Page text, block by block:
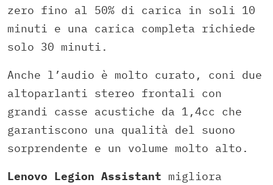
zero fino al 50% di carica in soli 10
minuti e una carica completa richiede
solo 30 minuti.
Anche l’audio è molto curato, coni due
altoparlanti stereo frontali con
grandi casse acustiche da 1,4cc che
garantiscono una qualità del suono
sorprendente e un volume molto alto.
Lenovo Legion Assistant migliora